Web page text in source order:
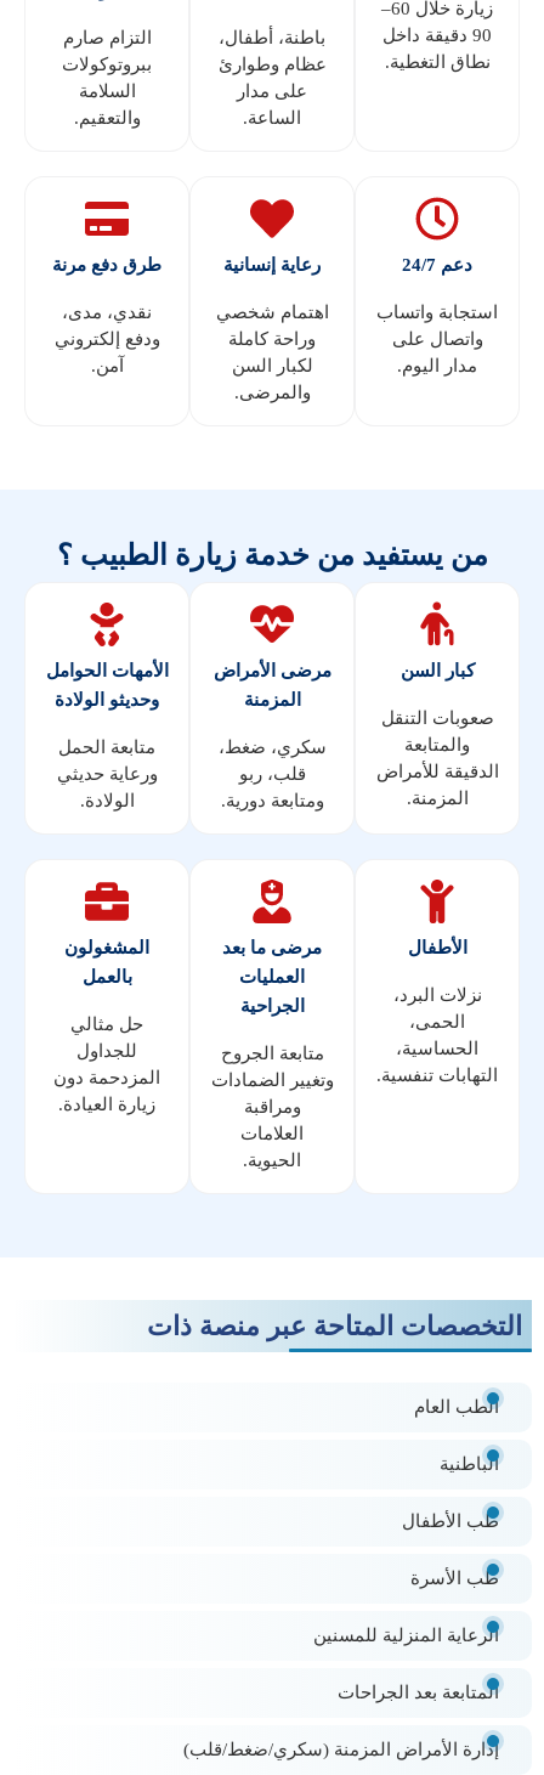
زيارة خلال 60–
90 دقيقة داخل
نطاق التغطية.
باطنة، أطفال،
عظام وطوارئ
على مدار
الساعة.
التزام صارم
ببروتوكولات
السلامة
والتعقيم.
دعم 24/7
استجابة واتساب
واتصال على
مدار اليوم.
رعاية إنسانية
اهتمام شخصي
وراحة كاملة
لكبار السن
والمرضى.
طرق دفع مرنة
نقدي، مدى،
ودفع إلكتروني
آمن.
من يستفيد من خدمة زيارة الطبيب ؟
كبار السن
صعوبات التنقل
والمتابعة
الدقيقة للأمراض
المزمنة.
مرضى الأمراض
المزمنة
سكري، ضغط،
قلب، ربو
ومتابعة دورية.
الأمهات الحوامل
وحديثو الولادة
متابعة الحمل
ورعاية حديثي
الولادة.
الأطفال
نزلات البرد،
الحمى،
الحساسية،
التهابات تنفسية.
مرضى ما بعد
العمليات
الجراحية
متابعة الجروح
وتغيير الضمادات
ومراقبة
العلامات
الحيوية.
المشغولون
بالعمل
حل مثالي
للجداول
المزدحمة دون
زيارة العيادة.
التخصصات المتاحة عبر منصة ذات
الطب العام
الباطنية
طب الأطفال
طب الأسرة
الرعاية المنزلية للمسنين
المتابعة بعد الجراحات
إدارة الأمراض المزمنة (سكري/ضغط/قلب)